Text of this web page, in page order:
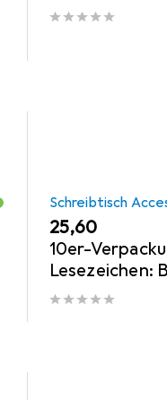
Schreibtisch
EUR
25,60
10er-
Lesezeichen:
und Blumen